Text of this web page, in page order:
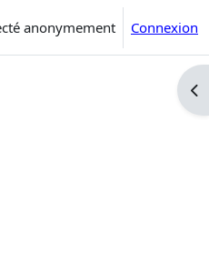
anonymement Connexion